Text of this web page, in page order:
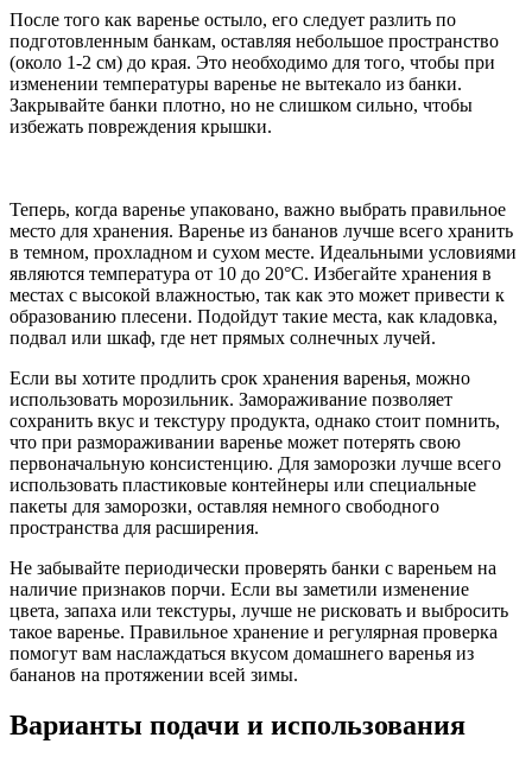
После того как варенье остыло, его следует разлить по
подготовленным банкам, оставляя небольшое пространство
(около 1-2 см) до края. Это необходимо для того, чтобы при
изменении температуры варенье не вытекало из банки.
Закрывайте банки плотно, но не слишком сильно, чтобы
избежать повреждения крышки.
Теперь, когда варенье упаковано, важно выбрать правильное
место для хранения. Варенье из бананов лучше всего хранить
в темном, прохладном и сухом месте. Идеальными условиями
являются температура от 10 до 20°C. Избегайте хранения в
местах с высокой влажностью, так как это может привести к
образованию плесени. Подойдут такие места, как кладовка,
подвал или шкаф, где нет прямых солнечных лучей.
Если вы хотите продлить срок хранения варенья, можно
использовать морозильник. Замораживание позволяет
сохранить вкус и текстуру продукта, однако стоит помнить,
что при размораживании варенье может потерять свою
первоначальную консистенцию. Для заморозки лучше всего
использовать пластиковые контейнеры или специальные
пакеты для заморозки, оставляя немного свободного
пространства для расширения.
Не забывайте периодически проверять банки с вареньем на
наличие признаков порчи. Если вы заметили изменение
цвета, запаха или текстуры, лучше не рисковать и выбросить
такое варенье. Правильное хранение и регулярная проверка
помогут вам наслаждаться вкусом домашнего варенья из
бананов на протяжении всей зимы.
Варианты подачи и использования